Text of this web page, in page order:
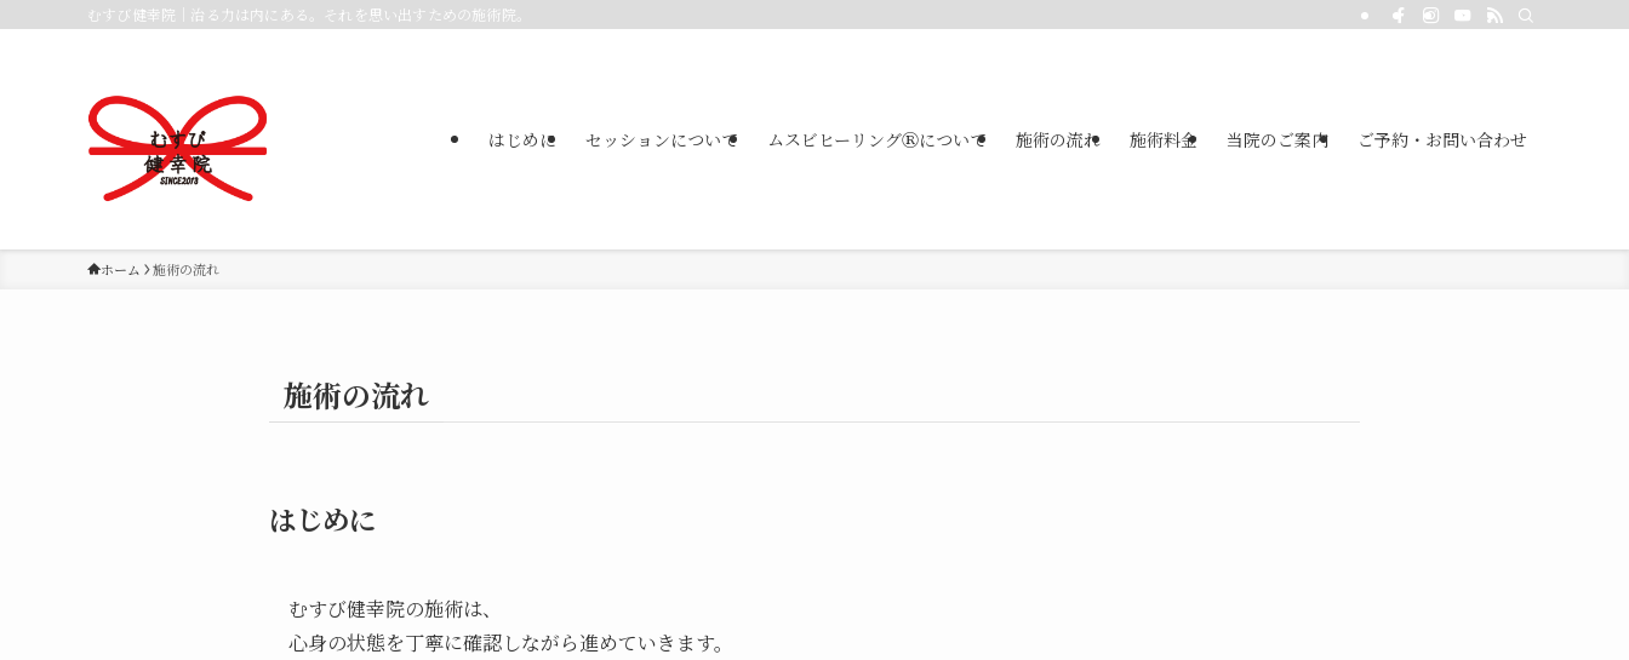
むすび健幸院｜治る力は内にある。それを思い出すための施術院。
はじめに セッションについて ムスビヒーリングⓇについて 施術の流れ 施術料金 当院のご案内 ご予約・お問い合わせ
ホーム 施術の流れ
施術の流れ
はじめに
むすび健幸院の施術は、
心身の状態を丁寧に確認しながら進めていきます。